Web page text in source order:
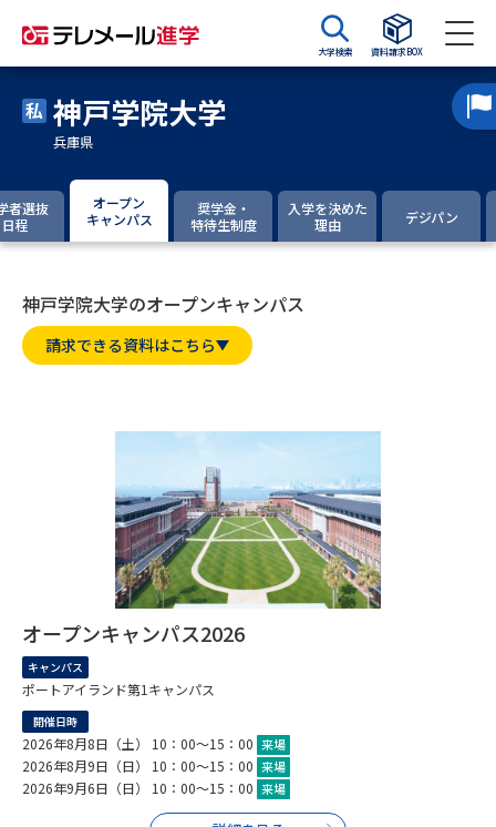
大学検索 資料請求BOX
資料請求
大学・短大の資料種類から請求
総合型選抜・学校推薦型選抜 募
集要項＆願書
大学入学共通テスト利用選抜の
大学・短大以外の資料から請求
専門学校の資料請求 大学院の資料請求
留学・進学関連、塾・予備校
大学入学共通テスト「受験案
内」の請求
大学入学共通テスト「受験上の
配慮案内」の請求
幼稚園教員資格認定試験
高等学校（情報）教員資格認定
試験
神戸学院大学
兵庫県
者選抜
日程
オープン
キャンパス
奨学金・
特待生制度
入学を決めた
理由
デジパン
神戸学院大学のオープンキャンパス
請求できる資料はこちら
オープンキャンパス2026
キャンパス
ポートアイランド第1キャンパス
開催日時
2026年8月8日（土） 10：00～15：00 来場
2026年8月9日（日） 10：00～15：00 来場
2026年9月6日（日） 10：00～15：00 来場